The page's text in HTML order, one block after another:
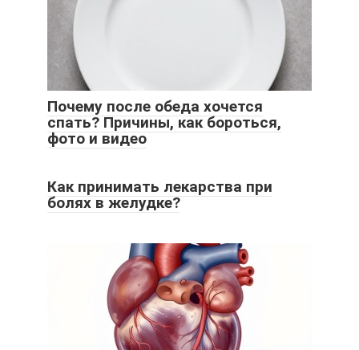
Почему после обеда хочется
спать? Причины, как бороться,
фото и видео
Как принимать лекарства при
болях в желудке?